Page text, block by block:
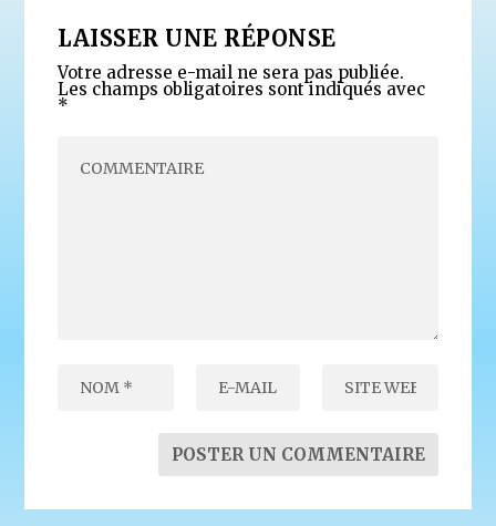
LAISSER UNE RÉPONSE
Votre adresse e-mail ne sera pas publiée.
Les champs obligatoires sont indiqués avec
*